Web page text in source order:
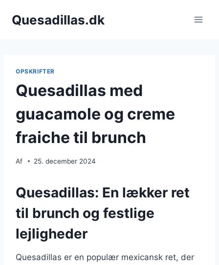
Quesadillas.dk
OPSKRIFTER
Quesadillas med
guacamole og creme
fraiche til brunch
Af 25. december 2024
Quesadillas: En lækker ret
til brunch og festlige
lejligheder
Quesadillas er en populær mexicansk ret, der